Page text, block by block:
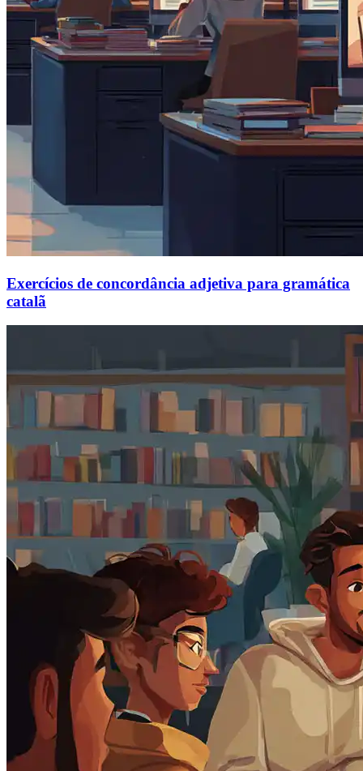
Exercícios de concordância adjetiva para gramática
catalã